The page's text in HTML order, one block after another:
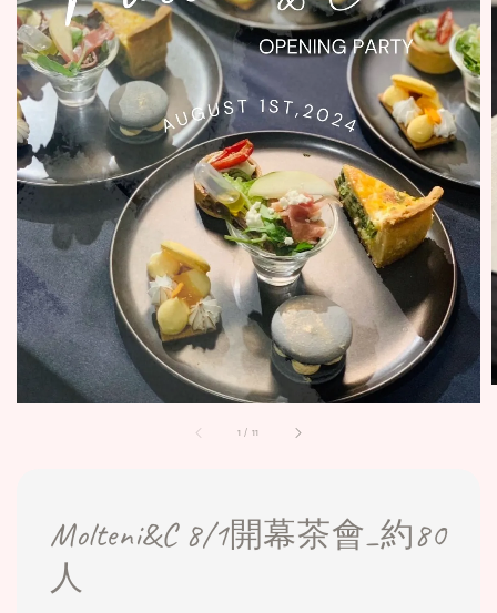
1 / 11
Molteni&C 8/1開幕茶會_約80
人